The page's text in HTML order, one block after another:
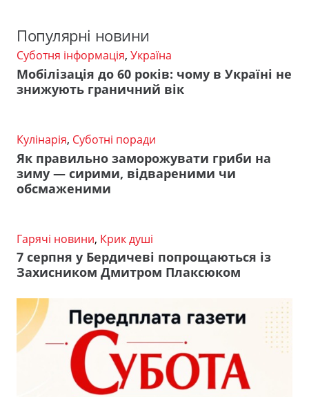
Популярні новини
Суботня інформація, Україна
Мобілізація до 60 років: чому в Україні не
знижують граничний вік
Кулінарія, Суботні поради
Як правильно заморожувати гриби на
зиму — сирими, відвареними чи
обсмаженими
Гарячі новини, Крик душі
7 серпня у Бердичеві попрощаються із
Захисником Дмитром Плаксюком